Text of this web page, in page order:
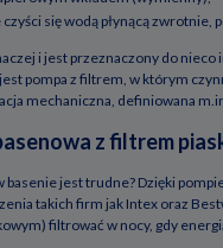
się wodą płynącą zwrotnie,
i jest przeznaczony do
pompa z filtrem, w którym
mechaniczna, definiowana
z filtrem
jest trudne? Dzięki
takich firm jak Intex oraz
filtrować w nocy, gdy